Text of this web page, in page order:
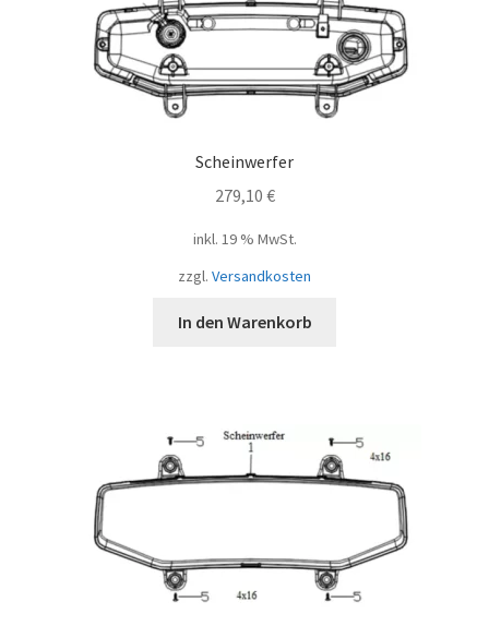
Scheinwerfer
279,10 €
inkl. 19 % MwSt.
zzgl. Versandkosten
In den Warenkorb